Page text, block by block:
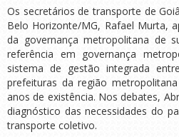
Os secretários de transporte de
Belo Horizonte/MG, Rafael Murta,
da governança metropolitana de
referência em governança
sistema de gestão integrada
prefeituras da região
anos de existência. Nos debates,
diagnóstico das necessidades do
transporte coletivo.